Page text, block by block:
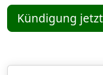
Kündigung